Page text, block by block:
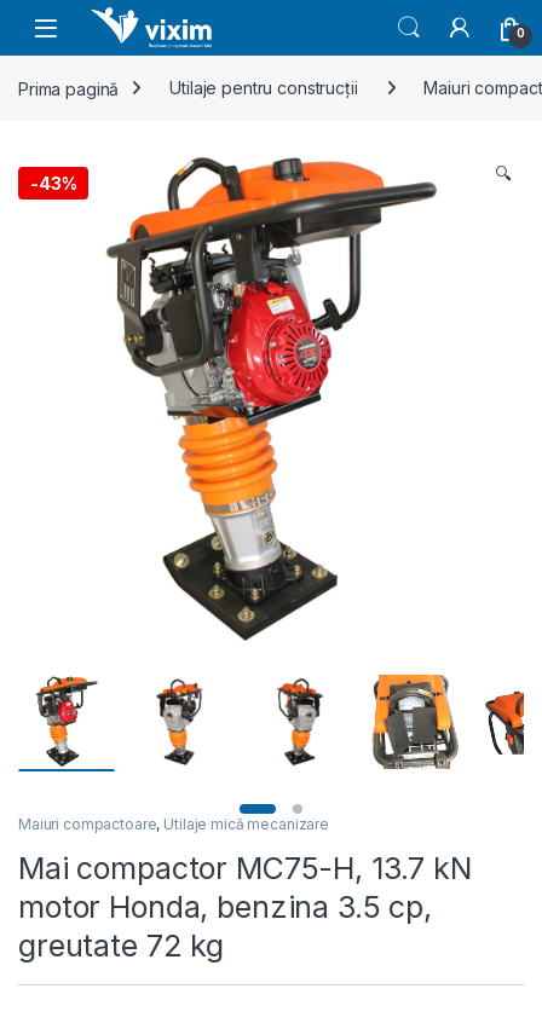
Skip to navigation
Skip to content
0
Prima pagină Utilaje pentru construcții Maiuri
-43% 🔍
Maiuri compactoare, Utilaje mică mecanizare
Mai compactor MC75-H, 13.7 kN
motor Honda, benzina 3.5 cp,
greutate 72 kg